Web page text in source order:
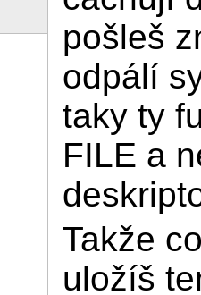
pošleš
odpálí
taky ty
FILE a
Takže
uložíš